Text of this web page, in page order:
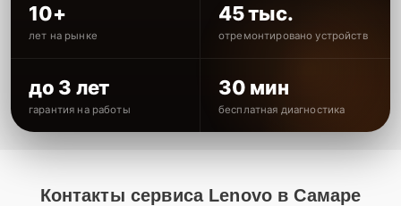
10+
лет на рынке
45 тыс.
отремонтировано устройств
до 3 лет
гарантия на работы
30 мин
бесплатная диагностика
Контакты сервиса Lenovo в Самаре